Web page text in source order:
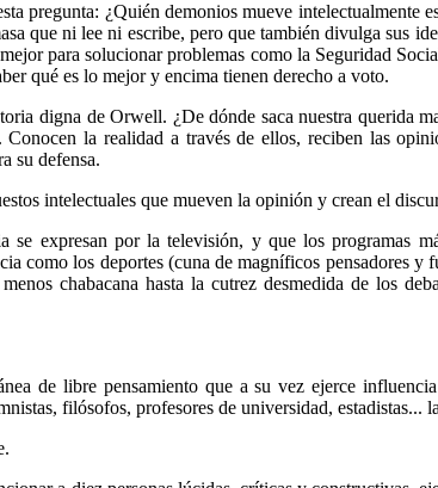
pregunta: ¿Quién demonios mueve intelectualmente
que ni lee ni escribe, pero que también divulga sus
para solucionar problemas como la Seguridad
qué es lo mejor y encima tienen derecho a voto.
digna de Orwell. ¿De dónde saca nuestra querida
la realidad a través de ellos, reciben las
su defensa.
intelectuales que mueven la opinión y crean el
expresan por la televisión, y que los programas
como los deportes (cuna de magníficos pensadores y
chabacana hasta la cutrez desmedida de los
de libre pensamiento que a su vez ejerce
filósofos, profesores de universidad,